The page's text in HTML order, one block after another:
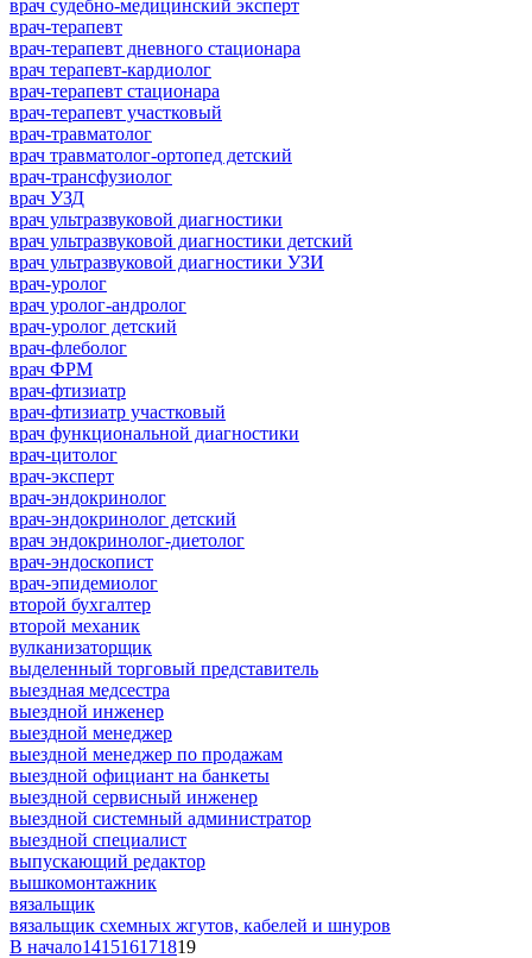
врач судебно-медицинский эксперт
врач-терапевт
врач-терапевт дневного стационара
врач терапевт-кардиолог
врач-терапевт стационара
врач-терапевт участковый
врач-травматолог
врач травматолог-ортопед детский
врач-трансфузиолог
врач УЗД
врач ультразвуковой диагностики
врач ультразвуковой диагностики детский
врач ультразвуковой диагностики УЗИ
врач-уролог
врач уролог-андролог
врач-уролог детский
врач-флеболог
врач ФРМ
врач-фтизиатр
врач-фтизиатр участковый
врач функциональной диагностики
врач-цитолог
врач-эксперт
врач-эндокринолог
врач-эндокринолог детский
врач эндокринолог-диетолог
врач-эндоскопист
врач-эпидемиолог
второй бухгалтер
второй механик
вулканизаторщик
выделенный торговый представитель
выездная медсестра
выездной инженер
выездной менеджер
выездной менеджер по продажам
выездной официант на банкеты
выездной сервисный инженер
выездной системный администратор
выездной специалист
выпускающий редактор
вышкомонтажник
вязальщик
вязальщик схемных жгутов, кабелей и шнуров
В начало141516171819